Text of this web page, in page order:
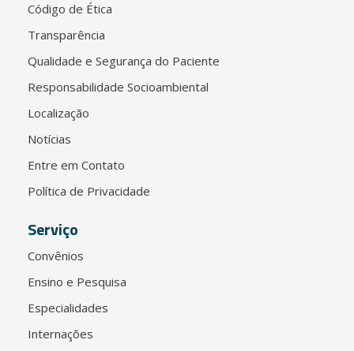
Código de Ética
Transparência
Qualidade e Segurança do Paciente
Responsabilidade Socioambiental
Localização
Notícias
Entre em Contato
Política de Privacidade
Serviço
Convênios
Ensino e Pesquisa
Especialidades
Internações